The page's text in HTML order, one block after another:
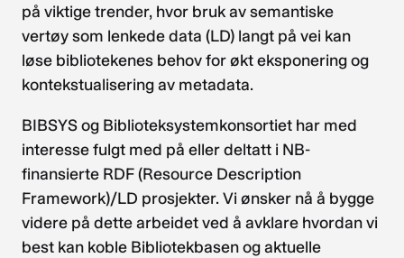
på viktige trender, hvor bruk av semantiske
vertøy som lenkede data (LD) langt på vei kan
løse bibliotekenes behov for økt eksponering og
kontekstualisering av metadata.
BIBSYS og Biblioteksystemkonsortiet har med
interesse fulgt med på eller deltatt i NB-
finansierte RDF (Resource Description
Framework)/LD prosjekter. Vi ønsker nå å bygge
videre på dette arbeidet ved å avklare hvordan vi
best kan koble Bibliotekbasen og aktuelle